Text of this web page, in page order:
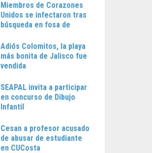
Miembros de Corazones
Unidos se infectaron tras
búsqueda en fosa de
Adiós Colomitos, la playa
más bonita de Jalisco fue
vendida
SEAPAL invita a participar
en concurso de Dibujo
Infantil
Cesan a profesor acusado
de abusar de estudiante
en CUCosta